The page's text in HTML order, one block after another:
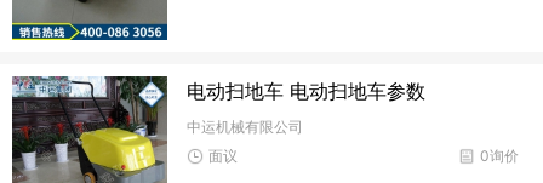
电动扫地车 电动扫地车参数
中运机械有限公司
0询价
面议